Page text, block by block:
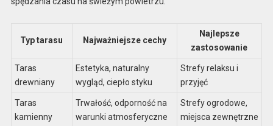
Typ tarasu Najważniejsze cechy
Najlepsze
zastosowanie
Taras
drewniany
Estetyka, naturalny
wygląd, ciepło styku
Strefy relaksu i
przyjęć
Taras
kamienny
Trwałość, odporność na
warunki atmosferyczne
Strefy ogrodowe,
miejsca zewnętrzne